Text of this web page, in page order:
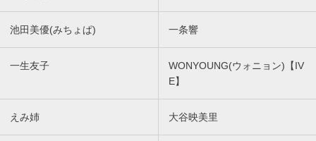
池田美優(みちょぱ) 一条響
一生友子
WONYOUNG(ウォニョン)【IV
E】
えみ姉 大谷映美里